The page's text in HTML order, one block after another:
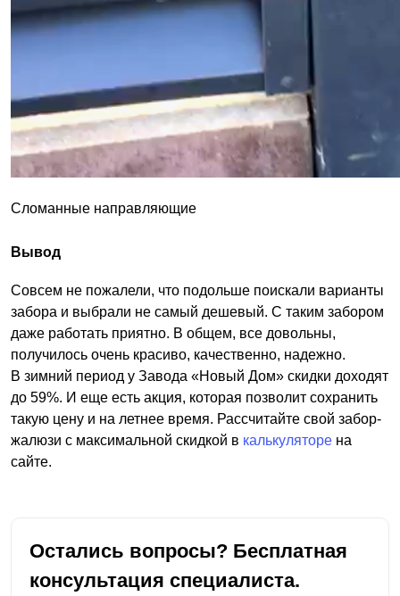
Сломанные направляющие
Вывод
Совсем не пожалели, что подольше поискали варианты
забора и выбрали не самый дешевый. С таким забором
даже работать приятно. В общем, все довольны,
получилось очень красиво, качественно, надежно.
В зимний период у Завода «Новый Дом» скидки доходят
до 59%. И еще есть акция, которая позволит сохранить
такую цену и на летнее время. Рассчитайте свой забор-
жалюзи с максимальной скидкой в калькуляторе на
сайте.
Остались вопросы? Бесплатная
консультация специалиста.